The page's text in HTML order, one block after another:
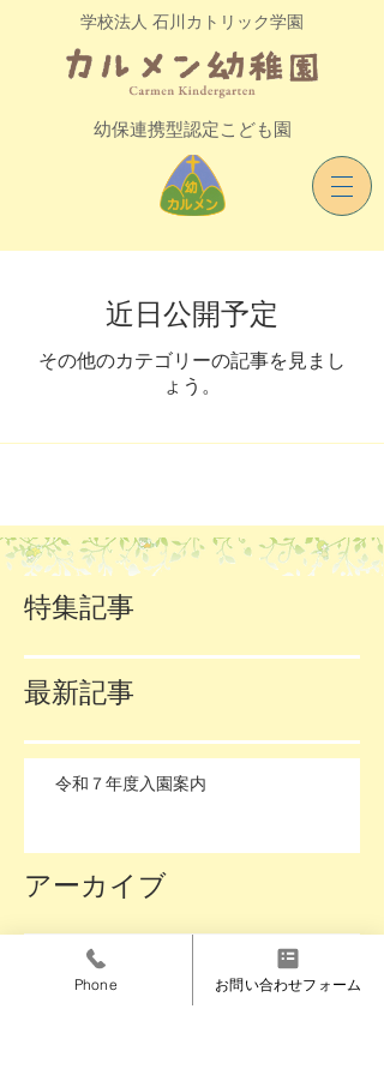
学校法人 石川カトリック学園
幼保連携型認定こども園
近日公開予定
その他のカテゴリーの記事を見まし
ょう。
特集記事
最新記事
令和７年度入園案内
アーカイブ
2024年9月
Phone お問い合わせフォーム